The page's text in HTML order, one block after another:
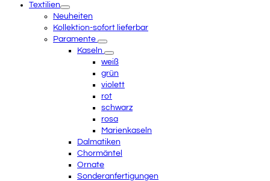
menuTextilien
Neuheiten
Kollektion-sofort lieferbar
Paramente
Kaseln
weiß
grün
violett
rot
schwarz
rosa
Marienkaseln
Dalmatiken
Chormäntel
Ornate
Sonderanfertigungen